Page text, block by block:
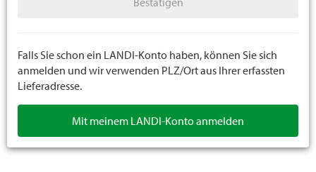
Glaswaren / Gefässe
Düfte
Dekofiguren
Falls Sie schon ein LANDI-Konto haben, können Sie sich
anmelden und wir verwenden PLZ/Ort aus Ihrer erfassten
Lieferadresse.
Mit meinem LANDI-Konto anmelden